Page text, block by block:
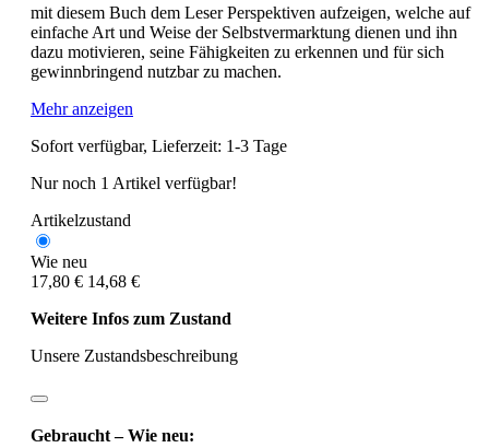
mit diesem Buch dem Leser Perspektiven aufzeigen, welche auf
einfache Art und Weise der Selbstvermarktung dienen und ihn
dazu motivieren, seine Fähigkeiten zu erkennen und für sich
gewinnbringend nutzbar zu machen.
Mehr anzeigen
Sofort verfügbar, Lieferzeit: 1-3 Tage
Nur noch 1 Artikel verfügbar!
Artikelzustand
Wie neu
17,80 € 14,68 €
Weitere Infos zum Zustand
Unsere Zustandsbeschreibung
Gebraucht – Wie neu: